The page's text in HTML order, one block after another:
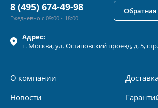
Адрес:
г. Москва, ул.Остаповский проезд, д. 5,
О компании
Новости
8 (495) 674-49-98
Ежедневно с 09:00 - 18:00
Обратная